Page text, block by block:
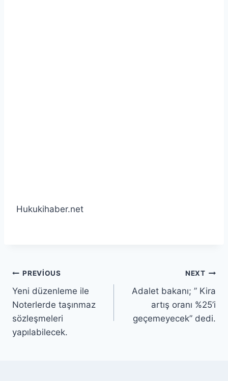
Hukukihaber.net
PREVIOUS
Yeni düzenleme ile
Noterlerde taşınmaz
sözleşmeleri
yapılabilecek.
NEXT
Adalet bakanı; ” Kira
artış oranı %25’i
geçemeyecek” dedi.